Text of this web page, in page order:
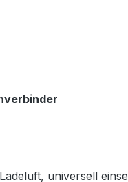
universell